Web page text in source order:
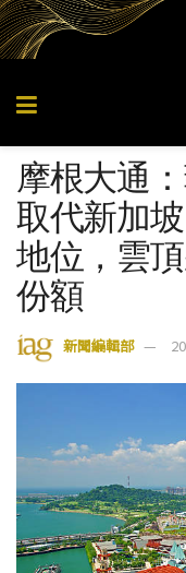
摩根大通
取代新加
地位，雲
份額
新聞編輯部